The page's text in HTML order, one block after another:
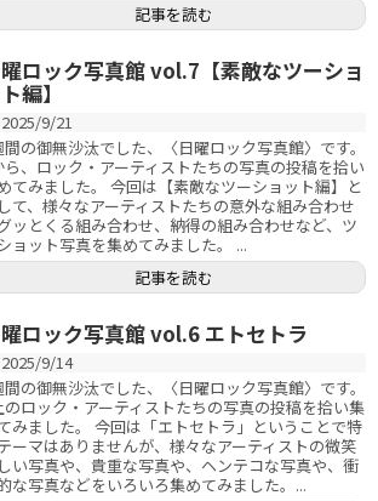
記事を読む
ロック写真館 vol.7【素敵なツーショ
編】
2025/9/21
間の御無沙汰でした、〈日曜ロック写真館〉です。
ら、ロック・アーティストたちの写真の投稿を拾い
てみました。 今回は【素敵なツーショット編】と
て、様々なアーティストたちの意外な組み合わせ
ッとくる組み合わせ、納得の組み合わせなど、ツ
ョット写真を集めてみました。 ...
記事を読む
ロック写真館 vol.6 エトセトラ
2025/9/14
間の御無沙汰でした、〈日曜ロック写真館〉です。
のロック・アーティストたちの写真の投稿を拾い集
みました。 今回は「エトセトラ」ということで特
ーマはありませんが、様々なアーティストの微笑
い写真や、貴重な写真や、ヘンテコな写真や、衝
な写真などをいろいろ集めてみました。...